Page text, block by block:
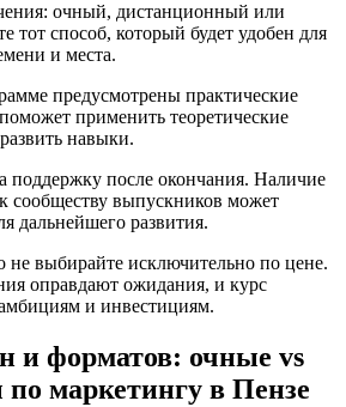
очный, дистанционный или
тот способ, который будет удобен для
и места.
предусмотрены практические
применить теоретические
навыки.
поддержку после окончания. Наличие
сообществу выпускников может
дальнейшего развития.
не выбирайте исключительно по цене.
оправдают ожидания, и курс
и инвестициям.
и форматов: очные vs
маркетингу в Пензе